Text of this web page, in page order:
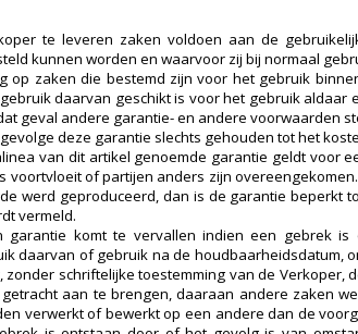
te leveren zaken voldoen aan de
kunnen worden en waarvoor zij bij normaal
op zaken die bestemd zijn voor het gebruik
daarvan geschikt is voor het gebruik
geval andere garantie- en andere voorwaarden
deze garantie slechts gehouden tot het
van dit artikel genoemde garantie geldt voor
voortvloeit of partijen anders zijn
werd geproduceerd, dan is de garantie beperkt
vermeld.
garantie komt te vervallen indien een gebrek
daarvan of gebruik na de
zonder schriftelijke toestemming van de
aan te brengen, daaraan andere zaken
verwerkt of bewerkt op een andere dan de